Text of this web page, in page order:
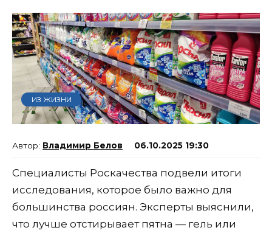
ИЗ ЖИЗНИ
Владимир Белов 06.10.2025 19:30
Специалисты Роскачества подвели итоги
исследования, которое было важно для
большинства россиян. Эксперты выяснили,
что лучше отстирывает пятна — гель или